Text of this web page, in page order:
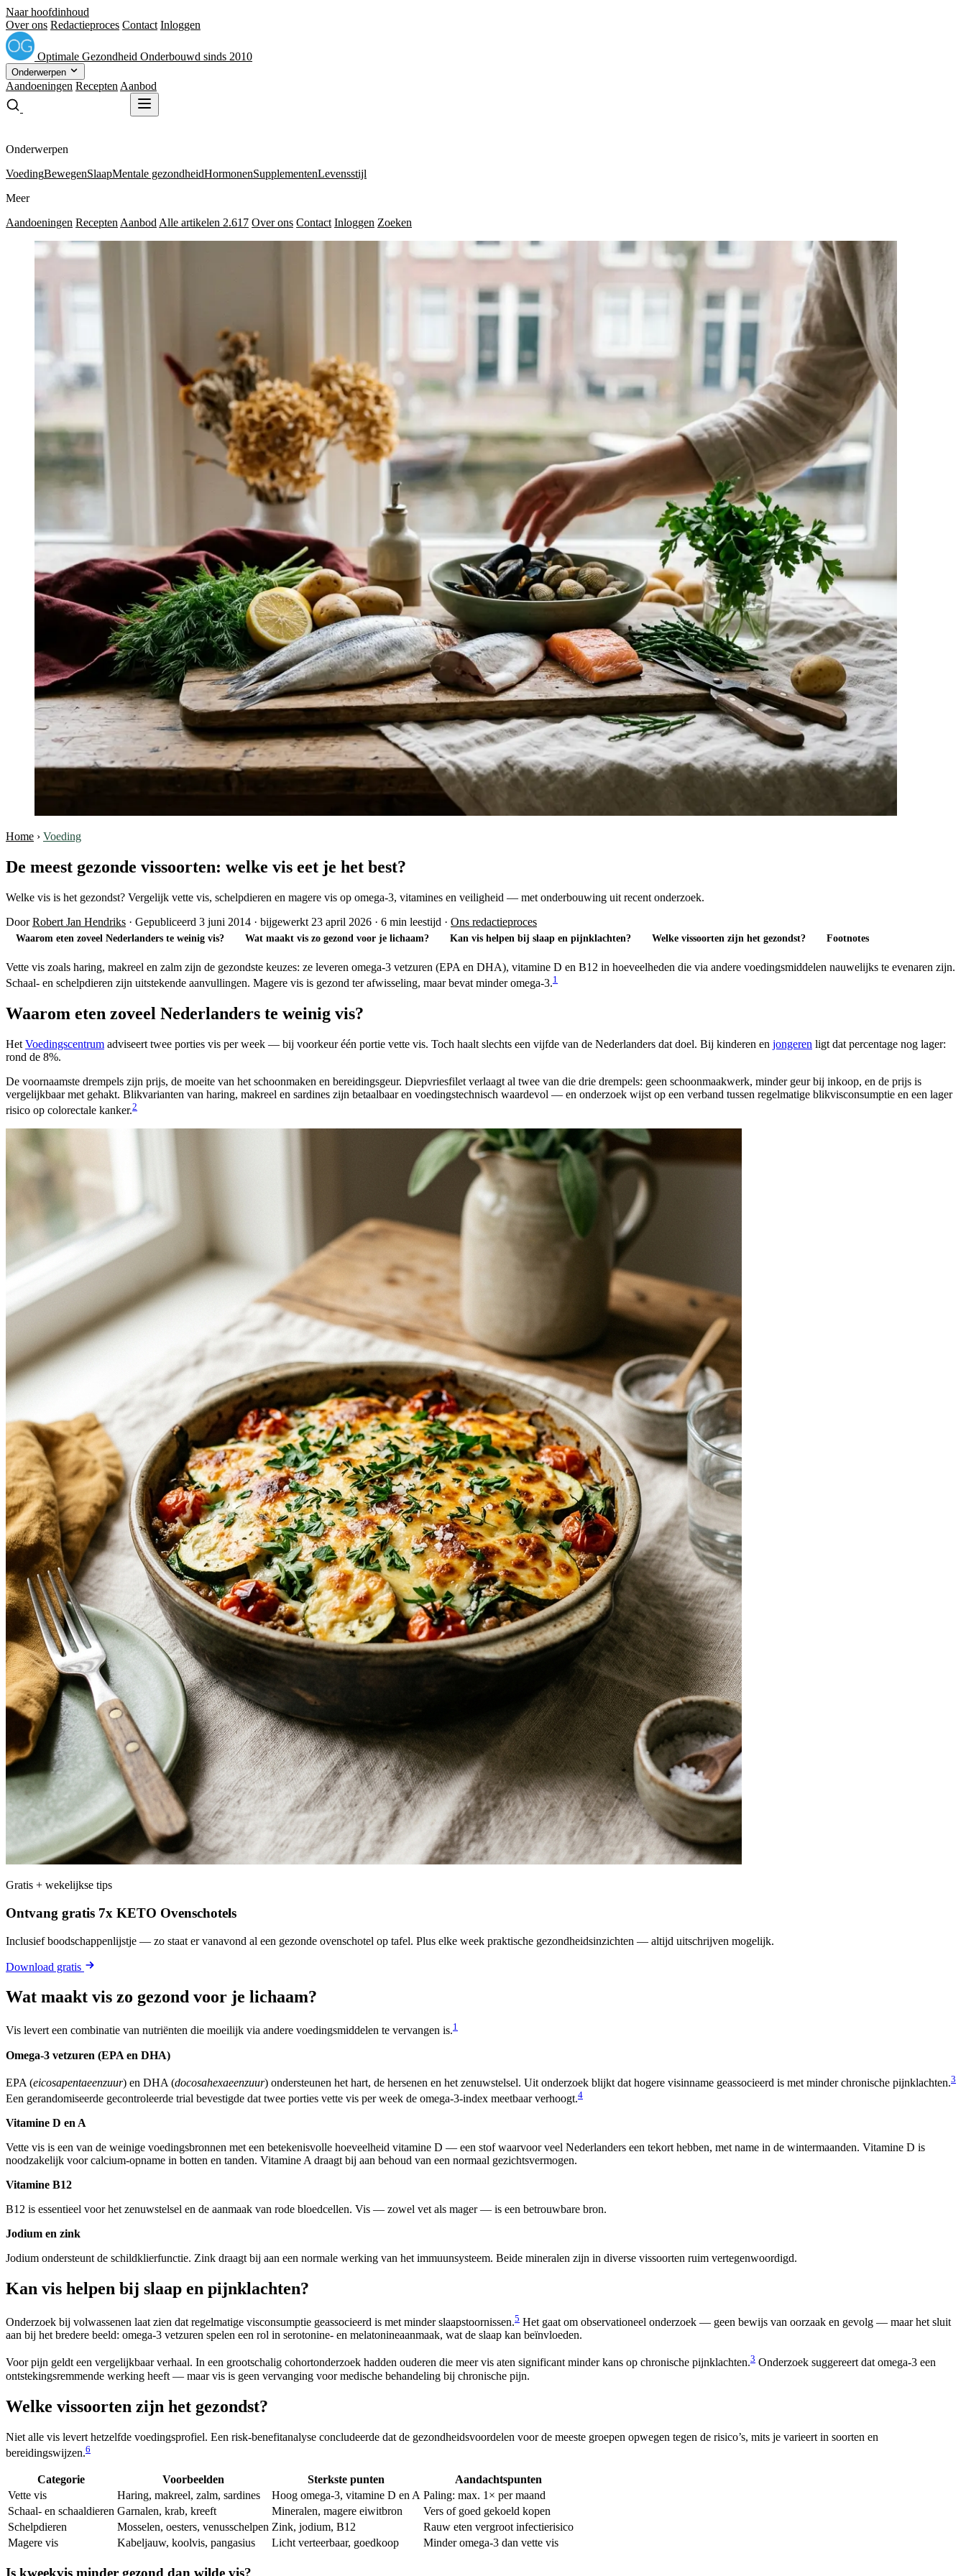
Naar hoofdinhoud
Over ons Redactieproces Contact Inloggen
Optimale Gezondheid Onderbouwd sinds 2010
Onderwerpen
Aandoeningen Recepten Aanbod
Onderwerpen
VoedingBewegenSlaapMentale gezondheidHormonenSupplementenLevensstijl
Meer
Aandoeningen Recepten Aanbod Alle artikelen 2.617 Over ons Contact Inloggen Zoeken
Home › Voeding
De meest gezonde vissoorten: welke vis eet je het best?
Welke vis is het gezondst? Vergelijk vette vis, schelpdieren en magere vis op omega-3, vitamines en veiligheid — met onderbouwing uit recent onderzoek.
DoorRobert Jan Hendriks · Gepubliceerd 3 juni 2014 · bijgewerkt 23 april 2026 · 6 min leestijd · Ons redactieproces
Waarom eten zoveel Nederlanders te weinig vis? Wat maakt vis zo gezond voor je lichaam? Kan vis helpen bij slaap en pijnklachten? Welke vissoorten zijn het gezondst? Footnotes
Vette vis zoals haring, makreel en zalm zijn de gezondste keuzes: ze leveren omega-3 vetzuren (EPA en DHA), vitamine D en B12 in hoeveelheden die via andere voedingsmiddelen nauwelijks te evenaren zijn.
Schaal- en schelpdieren zijn uitstekende aanvullingen. Magere vis is gezond ter afwisseling, maar bevat minder omega-3.1
Waarom eten zoveel Nederlanders te weinig vis?
Het Voedingscentrum adviseert twee porties vis per week — bij voorkeur één portie vette vis. Toch haalt slechts een vijfde van de Nederlanders dat doel. Bij kinderen en jongeren ligt dat percentage nog lager:
rond de 8%.
De voornaamste drempels zijn prijs, de moeite van het schoonmaken en bereidingsgeur. Diepvriesfilet verlaagt al twee van die drie drempels: geen schoonmaakwerk, minder geur bij inkoop, en de prijs is
vergelijkbaar met gehakt. Blikvarianten van haring, makreel en sardines zijn betaalbaar en voedingstechnisch waardevol — en onderzoek wijst op een verband tussen regelmatige blikvisconsumptie en een lager
risico op colorectale kanker.2
Gratis + wekelijkse tips
Ontvang gratis 7x KETO Ovenschotels
Inclusief boodschappenlijstje — zo staat er vanavond al een gezonde ovenschotel op tafel. Plus elke week praktische gezondheidsinzichten — altijd uitschrijven mogelijk.
Download gratis
Wat maakt vis zo gezond voor je lichaam?
Vis levert een combinatie van nutriënten die moeilijk via andere voedingsmiddelen te vervangen is.1
Omega-3 vetzuren (EPA en DHA)
EPA (eicosapentaeenzuur) en DHA (docosahexaeenzuur) ondersteunen het hart, de hersenen en het zenuwstelsel. Uit onderzoek blijkt dat hogere visinname geassocieerd is met minder chronische pijnklachten.3
Een gerandomiseerde gecontroleerde trial bevestigde dat twee porties vette vis per week de omega-3-index meetbaar verhoogt.4
Vitamine D en A
Vette vis is een van de weinige voedingsbronnen met een betekenisvolle hoeveelheid vitamine D — een stof waarvoor veel Nederlanders een tekort hebben, met name in de wintermaanden. Vitamine D is
noodzakelijk voor calcium-opname in botten en tanden. Vitamine A draagt bij aan behoud van een normaal gezichtsvermogen.
Vitamine B12
B12 is essentieel voor het zenuwstelsel en de aanmaak van rode bloedcellen. Vis — zowel vet als mager — is een betrouwbare bron.
Jodium en zink
Jodium ondersteunt de schildklierfunctie. Zink draagt bij aan een normale werking van het immuunsysteem. Beide mineralen zijn in diverse vissoorten ruim vertegenwoordigd.
Kan vis helpen bij slaap en pijnklachten?
Onderzoek bij volwassenen laat zien dat regelmatige visconsumptie geassocieerd is met minder slaapstoornissen.5 Het gaat om observationeel onderzoek — geen bewijs van oorzaak en gevolg — maar het sluit
aan bij het bredere beeld: omega-3 vetzuren spelen een rol in serotonine- en melatonineaanmaak, wat de slaap kan beïnvloeden.
Voor pijn geldt een vergelijkbaar verhaal. In een grootschalig cohortonderzoek hadden ouderen die meer vis aten significant minder kans op chronische pijnklachten.3 Onderzoek suggereert dat omega-3 een
ontstekingsremmende werking heeft — maar vis is geen vervanging voor medische behandeling bij chronische pijn.
Welke vissoorten zijn het gezondst?
Niet alle vis levert hetzelfde voedingsprofiel. Een risk-benefitanalyse concludeerde dat de gezondheidsvoordelen voor de meeste groepen opwegen tegen de risico’s, mits je varieert in soorten en
bereidingswijzen.6
Categorie Voorbeelden Sterkste punten
Aandachtspunten
Vette vis
Haring, makreel, zalm, sardines Hoog omega-3, vitamine D en A Paling: max. 1× per maand
Schaal- en schaaldieren Garnalen, krab, kreeft Mineralen, magere eiwitbron
Vers of goed gekoeld kopen
Schelpdieren
Mosselen, oesters, venusschelpen Zink, jodium, B12
Rauw eten vergroot infectierisico
Magere vis
Kabeljauw, koolvis, pangasius Licht verteerbaar, goedkoop Minder omega-3 dan vette vis
Is kweekvis minder gezond dan wilde vis?